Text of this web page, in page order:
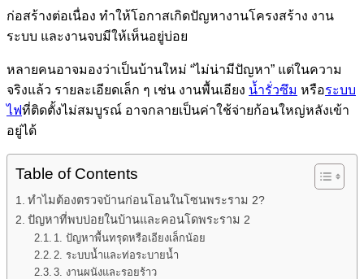
ก่อสร้างต่อเนื่อง ทำให้โอกาสเกิดปัญหางานโครงสร้าง งาน
ระบบ และงานจบมีให้เห็นอยู่บ่อย
หลายคนอาจมองว่าเป็นบ้านใหม่ “ไม่น่ามีปัญหา” แต่ในความ
จริงแล้ว รายละเอียดเล็ก ๆ เช่น งานพื้นเอียง น้ำรั่วซึม หรือระบบ
ไฟที่ติดตั้งไม่สมบูรณ์ อาจกลายเป็นค่าใช้จ่ายก้อนใหญ่หลังเข้า
อยู่ได้
Table of Contents
ทำไมต้องตรวจบ้านก่อนโอนในโซนพระราม 2?
ปัญหาที่พบบ่อยในบ้านและคอนโดพระราม 2
1. ปัญหาพื้นทรุดหรือเอียงเล็กน้อย
2. ระบบน้ำและท่อระบายน้ำ
3. งานผนังและรอยร้าว